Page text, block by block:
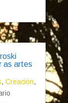
as artes
, Creación,